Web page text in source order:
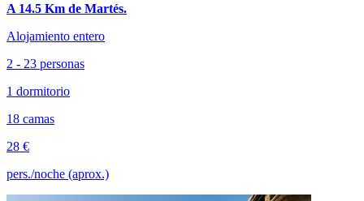
A 14.5 Km de Martés.
Alojamiento entero
2 - 23 personas
1 dormitorio
18 camas
28 €
pers./noche (aprox.)